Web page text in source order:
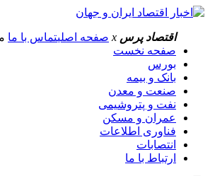
اقتصاد پرس x صفحه اصلیتماس با ما
صفحه نخست
بورس
بانک و بیمه
صنعت و معدن
نفت و پتروشیمی
عمران و مسکن
فناوری اطلاعات
انتصابات
ارتباط با ما